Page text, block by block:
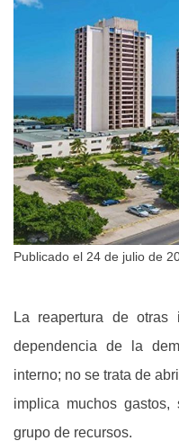
Publicado el 24 de julio de
La reapertura de otras
dependencia de la
interno; no se trata de
implica muchos
grupo de recursos.